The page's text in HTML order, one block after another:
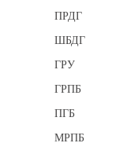
ПРДГ
ШБДГ
ГРУ
ГРПБ
ПГБ
МРПБ